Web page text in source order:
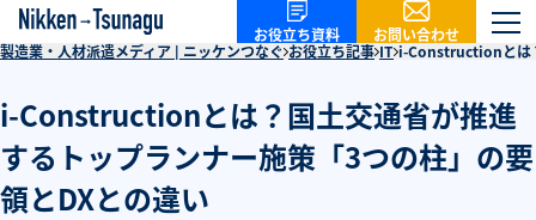
お役立ち資料
お問い合わせ
製造業・人材派遣メディア | ニッケンつなぐ お役立ち記事 IT i-Constructionとは
i-Constructionとは？国土交通省が推進
するトップランナー施策「3つの柱」の要
領とDXとの違い